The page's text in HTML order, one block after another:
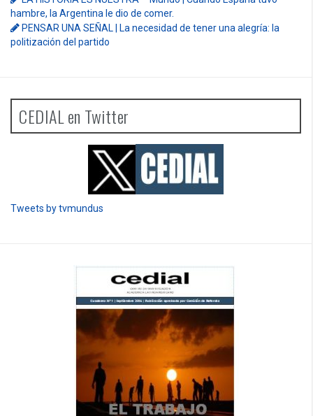
hambre, la Argentina le dio de comer.
PENSAR UNA SEÑAL | La necesidad de tener una alegría: la
politización del partido
CEDIAL en Twitter
Tweets by tvmundus